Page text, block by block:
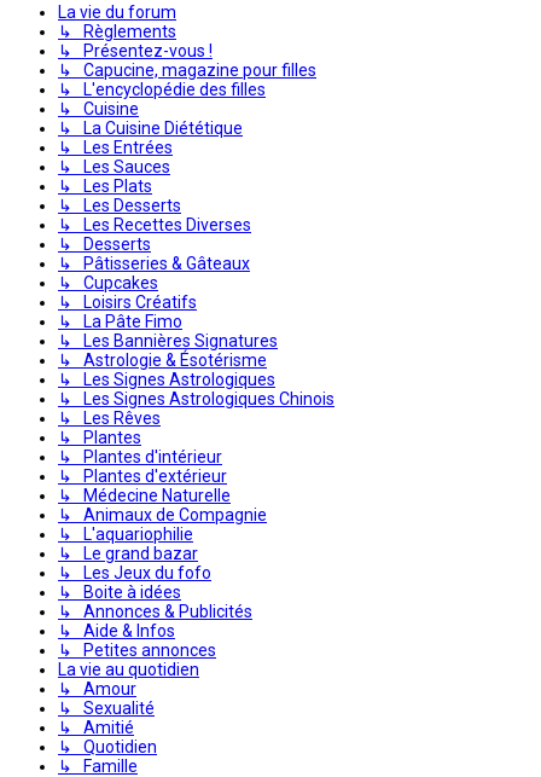
La vie du forum
↳ Règlements
↳ Présentez-vous !
↳ Capucine, magazine pour filles
↳ L'encyclopédie des filles
↳ Cuisine
↳ La Cuisine Diététique
↳ Les Entrées
↳ Les Sauces
↳ Les Plats
↳ Les Desserts
↳ Les Recettes Diverses
↳ Desserts
↳ Pâtisseries & Gâteaux
↳ Cupcakes
↳ Loisirs Créatifs
↳ La Pâte Fimo
↳ Les Bannières Signatures
↳ Astrologie & Ésotérisme
↳ Les Signes Astrologiques
↳ Les Signes Astrologiques Chinois
↳ Les Rêves
↳ Plantes
↳ Plantes d'intérieur
↳ Plantes d'extérieur
↳ Médecine Naturelle
↳ Animaux de Compagnie
↳ L'aquariophilie
↳ Le grand bazar
↳ Les Jeux du fofo
↳ Boite à idées
↳ Annonces & Publicités
↳ Aide & Infos
↳ Petites annonces
La vie au quotidien
↳ Amour
↳ Sexualité
↳ Amitié
↳ Quotidien
↳ Famille